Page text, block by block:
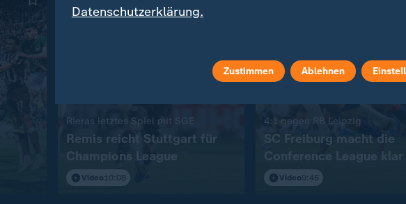
Rieras letztes Spiel mit SGE
Remis reicht Stuttgart für
Champions League
Video 10:08
4:1 gegen RB Leipzig
SC Freiburg macht die
Conference League klar
Video9:45
Datenschutzerklärung.
Zustimmen Ablehnen